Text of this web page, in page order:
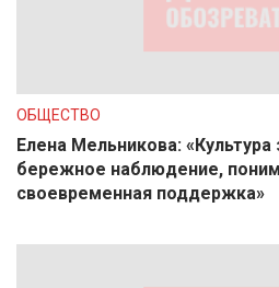
ОБЩЕСТВО
Елена Мельникова:
бережное наблюдение,
своевременная поддержка»